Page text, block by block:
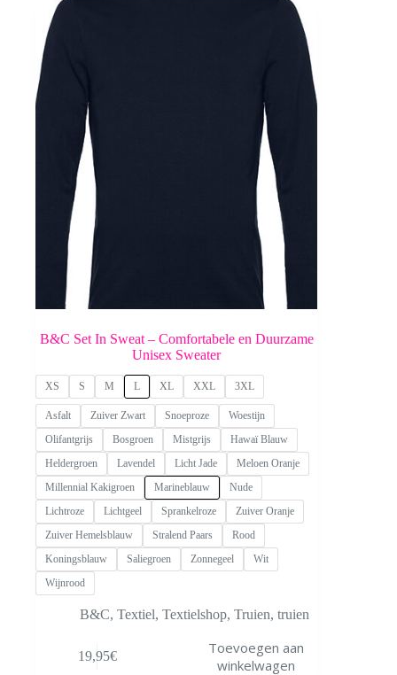
B&C Set In Sweat – Comfortabele en Duurzame
Unisex Sweater
XS S M L XL XXL 3XL
Asfalt Zuiver Zwart Snoeproze
Woestijn
Olifantgrijs
Bosgroen Mistgrijs
Hawaï Blauw
Heldergroen
Lavendel Licht Jade
Meloen Oranje
Millennial Kakigroen
Marineblauw
Nude
Lichtroze
Lichtgeel Sprankelroze
Zuiver Oranje
Zuiver Hemelsblauw
Stralend Paars
Rood
Koningsblauw
Saliegroen Zonnegeel
Wit
Wijnrood
B&C, Textiel, Textielshop, Truien, truien
19,95€
Toevoegen aan
winkelwagen